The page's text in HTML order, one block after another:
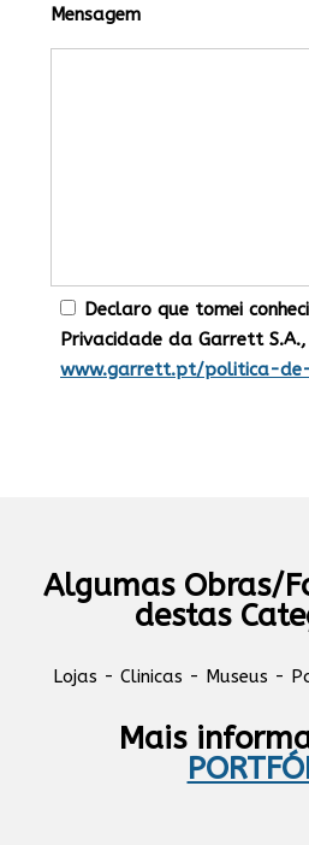
Mensagem
Declaro que tomei
Privacidade da Garrett
www.garrett.pt/politica-
Algumas Obras/
destas
Lojas - Clinicas - Museus -
Mais